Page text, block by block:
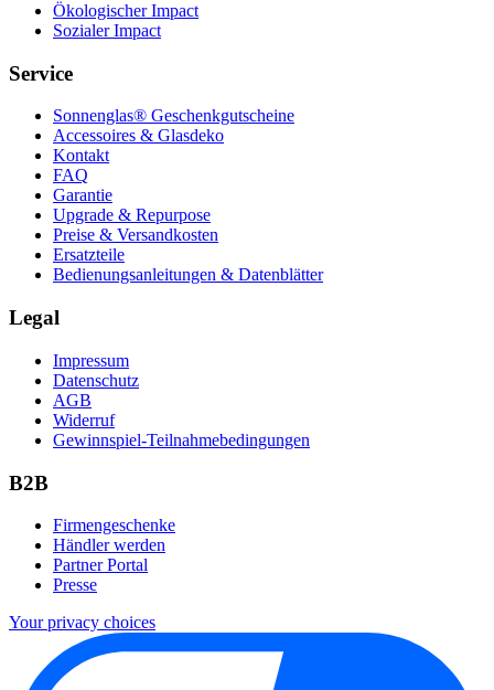
Ökologischer Impact
Sozialer Impact
Service
Sonnenglas® Geschenkgutscheine
Accessoires & Glasdeko
Kontakt
FAQ
Garantie
Upgrade & Repurpose
Preise & Versandkosten
Ersatzteile
Bedienungsanleitungen & Datenblätter
Legal
Impressum
Datenschutz
AGB
Widerruf
Gewinnspiel-Teilnahmebedingungen
B2B
Firmengeschenke
Händler werden
Partner Portal
Presse
Your privacy choices